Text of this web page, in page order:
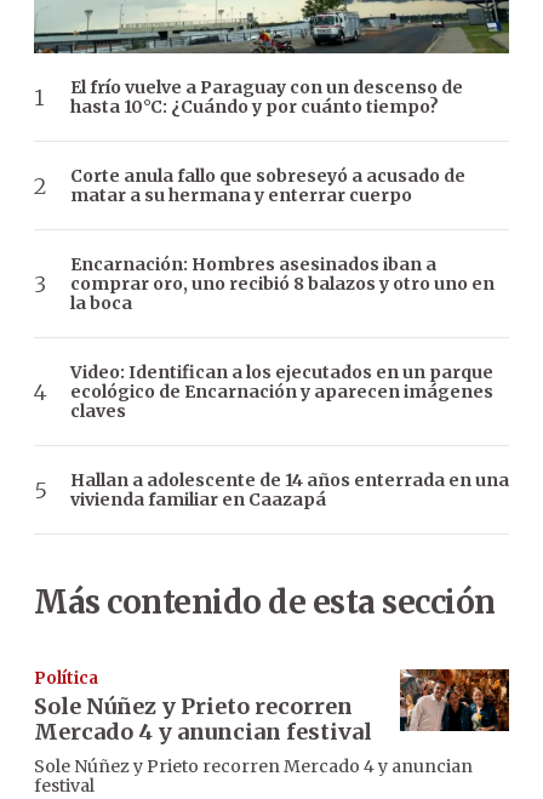
El frío vuelve a Paraguay con un descenso de
hasta 10°C: ¿Cuándo y por cuánto tiempo?
Corte anula fallo que sobreseyó a acusado de
matar a su hermana y enterrar cuerpo
Encarnación: Hombres asesinados iban a
comprar oro, uno recibió 8 balazos y otro uno en
la boca
Video: Identifican a los ejecutados en un parque
ecológico de Encarnación y aparecen imágenes
claves
Hallan a adolescente de 14 años enterrada en una
vivienda familiar en Caazapá
Más contenido de esta sección
Política
Sole Núñez y Prieto recorren
Mercado 4 y anuncian festival
Sole Núñez y Prieto recorren Mercado 4 y anuncian
festival